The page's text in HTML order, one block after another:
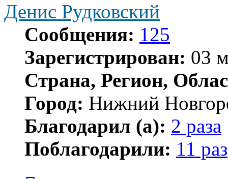
Денис Рудковский
Сообщения: 125
Зарегистрирован: 03
Страна, Регион,
Город: Нижний
Благодарил (а): 2 раза
Поблагодарили: 11 раз